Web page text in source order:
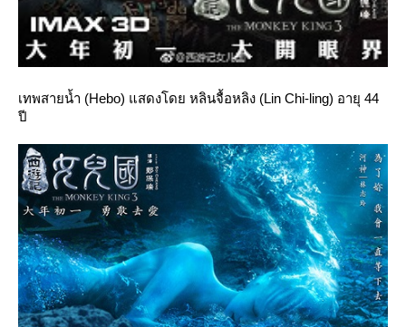
เทพสายน้ำ (Hebo) แสดงโดย หลินจื้อหลิง (Lin Chi-ling) อายุ 44
ปี